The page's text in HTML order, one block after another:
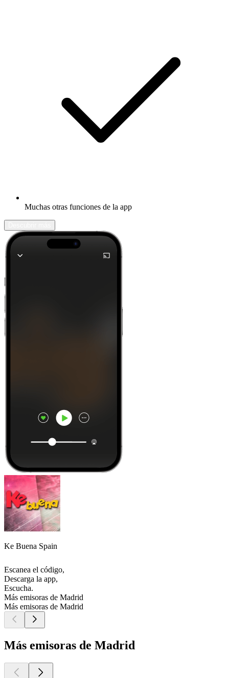
Muchas otras funciones de la app
Ke Buena Spain
Escanea el código,
Descarga la app,
Escucha.
Más emisoras de Madrid
Más emisoras de Madrid
Más emisoras de Madrid